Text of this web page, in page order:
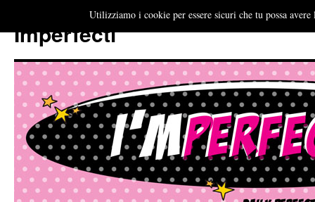
Imperfecti
Utilizziamo i cookie per essere sicuri che tu possa